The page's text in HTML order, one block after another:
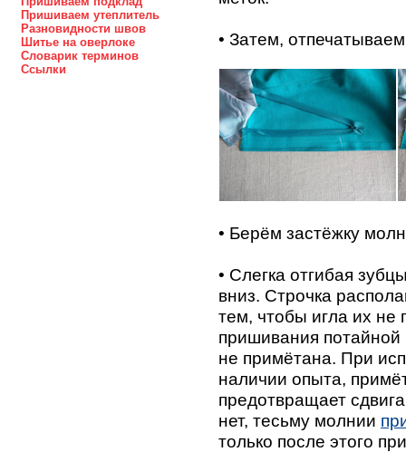
Пришиваем утеплитель
Разновидности швов
Шитье на оверлоке
Cловарик терминов
Ccылки
• Затем,
• Берём застёжку
• Слегка отгибая
вниз. Строчка
тем, чтобы игла их не
пришивания
не примётана. При
наличии опыта,
предотвращает
нет, тесьму молнии
только после этого